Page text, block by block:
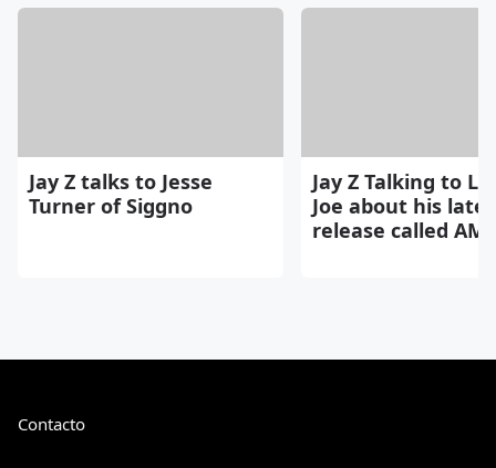
Jay Z talks to Jesse
Turner of Siggno
Jay Z Talking to
Joe about his
release called
Contacto